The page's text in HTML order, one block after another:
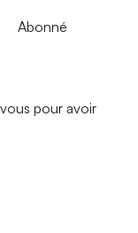
Abonné
pour avoir